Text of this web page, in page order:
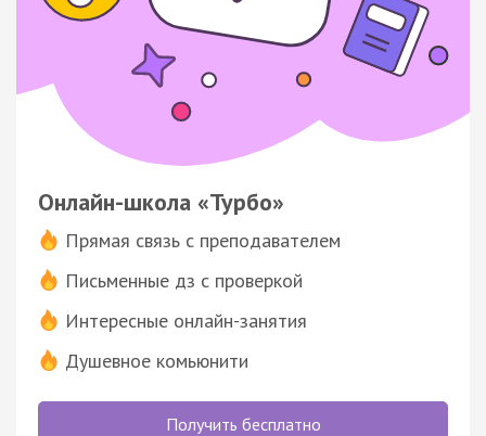
Онлайн-школа «Турбо»
Прямая связь с преподавателем
Письменные дз с проверкой
Интересные онлайн-занятия
Душевное комьюнити
Получить бесплатно